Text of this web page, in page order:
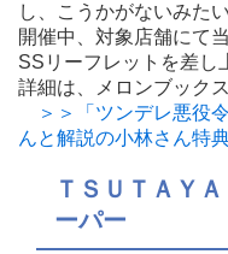
し、こうかがないみた
開催中、対象店舗にて
SSリーフレットを差し
詳細は、メロンブック
＞＞「ツンデレ悪役
んと解説の小林さん特
ＴＳＵＴＡＹ
ーパー